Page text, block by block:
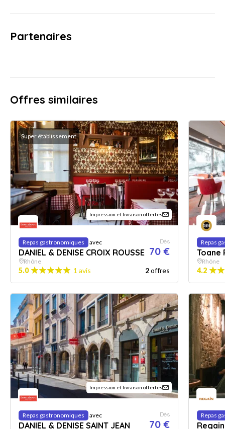
Partenaires
Offres similaires
Super établissement
Impression et livraison offertes
Repas gastronomiques avec
DANIEL & DENISE CROIX ROUSSE
Dès
70 €
Rhône
5.0 1 avis 2offres
Repas
Toane
Rhône
4.2
Impression et livraison offertes
Repas gastronomiques avec
DANIEL & DENISE SAINT JEAN
Dès
70 €
Repas
Regain